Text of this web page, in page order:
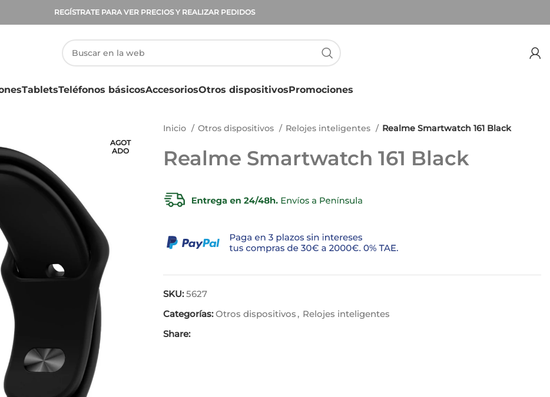
REGÍSTRATE PARA VER PRECIOS Y REALIZAR PEDIDOS
TabletsTeléfonos básicosAccesoriosOtros dispositivosPromociones
AGOT
ADO
Inicio Otros dispositivos Relojes inteligentes Realme Smartwatch 161 Black
Realme Smartwatch 161 Black
SKU:5627
Categorías: Otros dispositivos , Relojes inteligentes
Share: